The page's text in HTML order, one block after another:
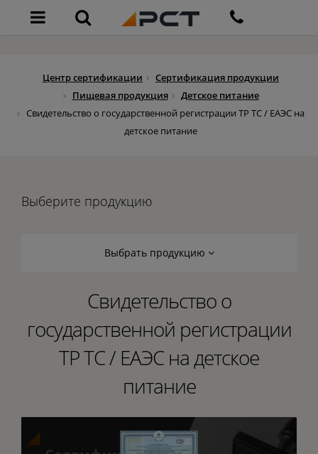
Центр сертификации
Сертификация продукции
Пищевая продукция
Детское питание
Свидетельство о государственной регистрации ТР ТС / ЕАЭС на
детское питание
Выберите продукцию
Выбрать продукцию
Свидетельство о
государственной регистрации
ТР ТС / ЕАЭС на детское
питание